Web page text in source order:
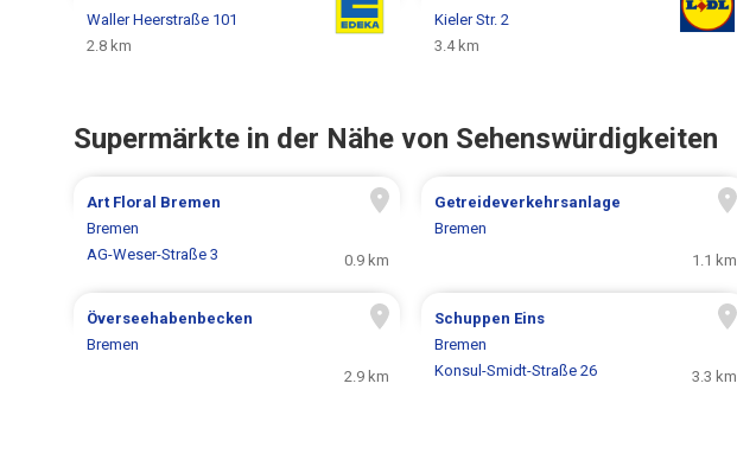
Waller Heerstraße 101
2.8 km
Kieler Str. 2
3.4 km
Supermärkte in der Nähe von Sehenswürdigkeiten
Art Floral Bremen
Bremen
AG-Weser-Straße 3
0.9 km
Getreideverkehrsanlage
Bremen
1.1 km
Överseehabenbecken
Bremen
2.9 km
Schuppen Eins
Bremen
Konsul-Smidt-Straße 26
3.3 km